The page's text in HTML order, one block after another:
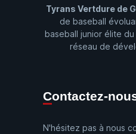
Tyrans Vertdure de
de baseball
baseball junior élite
réseau de
Contactez-
N'hésitez pas à nous